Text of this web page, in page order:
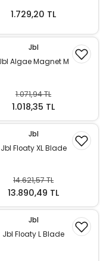
1.729,20 TL
Jbl
Algae Magnet M
1.071,94 TL
1.018,35 TL
Jbl
Jbl Floaty XL Blade
14.621,57 TL
13.890,49 TL
Jbl
Jbl Floaty L Blade